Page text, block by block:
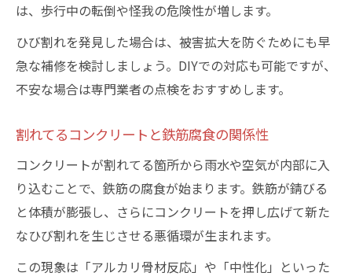
は、歩行中の転倒や怪我の危険性が増します。
ひび割れを発見した場合は、被害拡大を防ぐためにも早
急な補修を検討しましょう。DIYでの対応も可能ですが、
不安な場合は専門業者の点検をおすすめします。
割れてるコンクリートと鉄筋腐食の関係性
コンクリートが割れてる箇所から雨水や空気が内部に入
り込むことで、鉄筋の腐食が始まります。鉄筋が錆びる
と体積が膨張し、さらにコンクリートを押し広げて新た
なひび割れを生じさせる悪循環が生まれます。
この現象は「アルカリ骨材反応」や「中性化」といった